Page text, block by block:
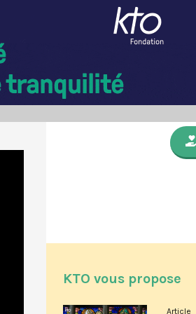
KTO vous propose
Article